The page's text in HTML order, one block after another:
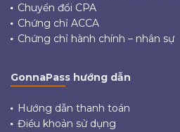
Chuyển đổi CPA
Chứng chỉ ACCA
Chứng chỉ hành chính – nhân sự
GonnaPass hướng dẫn
Hướng dẫn thanh toán
Điều khoản sử dụng